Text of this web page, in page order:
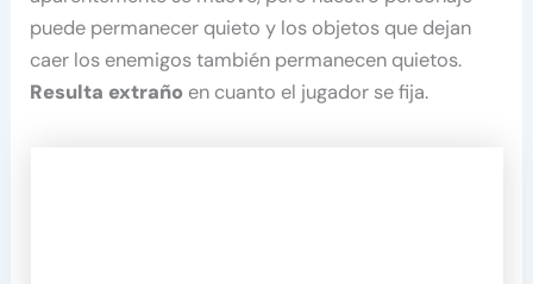
puede permanecer quieto y los objetos que dejan
caer los enemigos también permanecen quietos.
Resulta extraño en cuanto el jugador se fija.